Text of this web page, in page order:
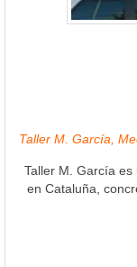
Taller M. García,
Taller M. García
en Cataluña,